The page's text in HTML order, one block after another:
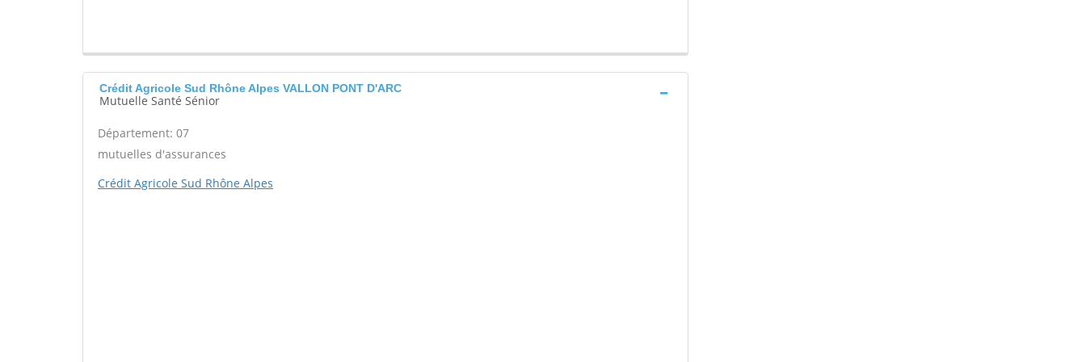
Crédit Agricole Sud Rhône Alpes VALLON PONT D'ARC
Mutuelle Santé Sénior
Département: 07
mutuelles d'assurances
Crédit Agricole Sud Rhône Alpes